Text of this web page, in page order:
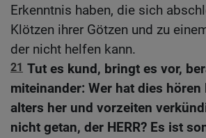
Erkenntnis haben, die sich
Klötzen ihrer Götzen und zu
der nicht helfen kann.
21 Tut es kund, bringt es vor,
miteinander: Wer hat dies hören
alters her und vorzeiten
nicht getan, der HERR? Es ist